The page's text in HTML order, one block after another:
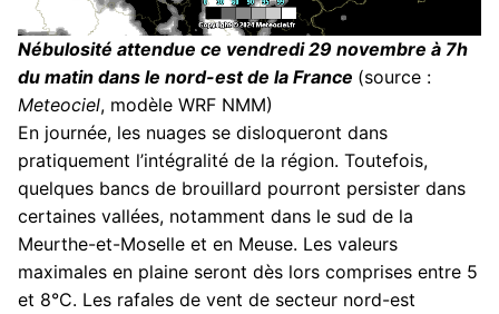
Nébulosité attendue ce vendredi 29 novembre à 7h
du matin dans le nord-est de la France (source :
Meteociel, modèle WRF NMM)
En journée, les nuages se disloqueront dans
pratiquement l’intégralité de la région. Toutefois,
quelques bancs de brouillard pourront persister dans
certaines vallées, notamment dans le sud de la
Meurthe-et-Moselle et en Meuse. Les valeurs
maximales en plaine seront dès lors comprises entre 5
et 8°C. Les rafales de vent de secteur nord-est